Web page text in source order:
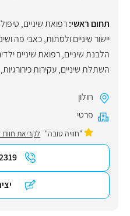
תחום ראשי:רפואת שיניים,
יישור שיניים ולסתות,כאבי פה
הלבנת שיניים,רפואת שיניים
השתלת שיניים,עקירות כירורגיות,
חולון
פרטי
"חוויה טובה" לקריאת